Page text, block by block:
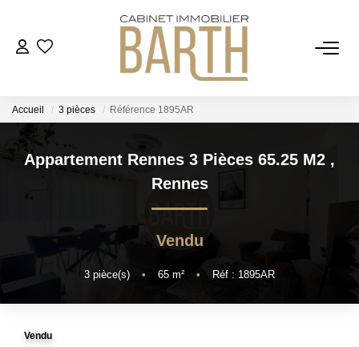
ESTIMER
VENDRE
AGENCE
Accueil 3 pièces Référence 1895AR
Appartement Rennes 3 Pièces 65.25 M2 ,
Rennes
Vendu
3 pièce(s) • 65 m² • Réf : 1895AR
Vendu